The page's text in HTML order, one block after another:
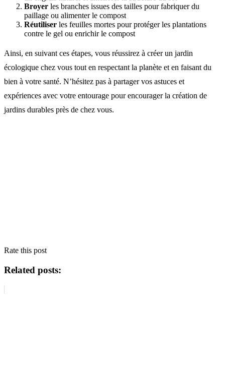
Broyer les branches issues des tailles pour fabriquer du
paillage ou alimenter le compost
Réutiliser les feuilles mortes pour protéger les plantations
contre le gel ou enrichir le compost
Ainsi, en suivant ces étapes, vous réussirez à créer un jardin
écologique chez vous tout en respectant la planète et en faisant du
bien à votre santé. N’hésitez pas à partager vos astuces et
expériences avec votre entourage pour encourager la création de
jardins durables près de chez vous.
Rate this post
Related posts: